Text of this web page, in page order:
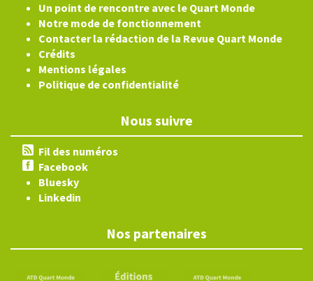
Un point de rencontre avec le Quart Monde
Notre mode de fonctionnement
Contacter la rédaction de la Revue Quart Monde
Crédits
Mentions légales
Politique de confidentialité
Nous suivre
Fil des numéros
Facebook
Bluesky
Linkedin
Nos partenaires